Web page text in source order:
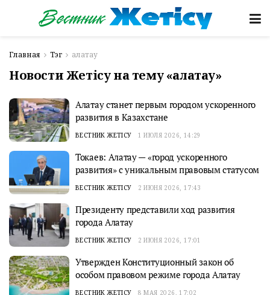
Главная Тэг алатау
Новости Жетісу на тему «алатау»
Алатау станет первым городом ускоренного
развития в Казахстане
ВЕСТНИК ЖЕТІСУ 1 ИЮЛЯ 2026, 14:29
Токаев: Алатау — «город ускоренного
развития» с уникальным правовым статусом
ВЕСТНИК ЖЕТІСУ 2 ИЮНЯ 2026, 17:43
Президенту представили ход развития
города Алатау
ВЕСТНИК ЖЕТІСУ 2 ИЮНЯ 2026, 17:01
Утвержден Конституционный закон об
особом правовом режиме города Алатау
ВЕСТНИК ЖЕТІСУ 8 МАЯ 2026, 17:02